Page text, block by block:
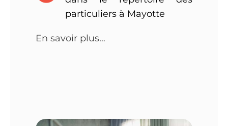
particuliers à Mayotte
En savoir plus…